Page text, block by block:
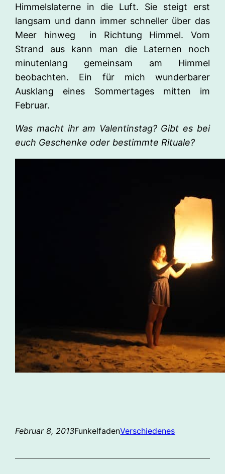
Himmelslaterne in die Luft. Sie steigt erst
langsam und dann immer schneller über das
Meer hinweg in Richtung Himmel. Vom
Strand aus kann man die Laternen noch
minutenlang gemeinsam am Himmel
beobachten. Ein für mich wunderbarer
Ausklang eines Sommertages mitten im
Februar.
Was macht ihr am Valentinstag? Gibt es bei
euch Geschenke oder bestimmte Rituale?
Februar 8, 2013FunkelfadenVerschiedenes